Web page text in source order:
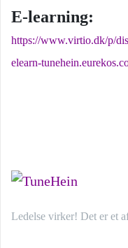
E-learning:
https://www.virtio.dk/p/
elearn-
Ledelse virker! Det er et